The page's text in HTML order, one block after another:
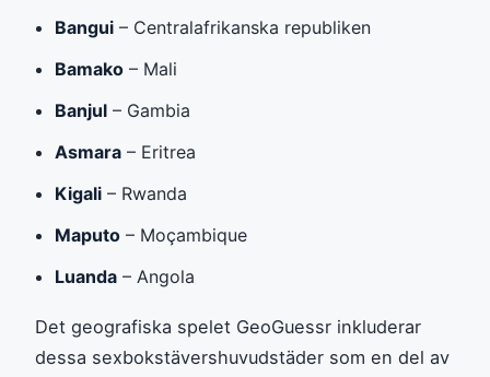
Bangui – Centralafrikanska republiken
Bamako – Mali
Banjul – Gambia
Asmara – Eritrea
Kigali – Rwanda
Maputo – Moçambique
Luanda – Angola
Det geografiska spelet GeoGuessr inkluderar
dessa sexbokstävershuvudstäder som en del av